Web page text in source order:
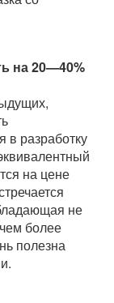
на 20—40%
в разработку
на цене
не
более
полезна